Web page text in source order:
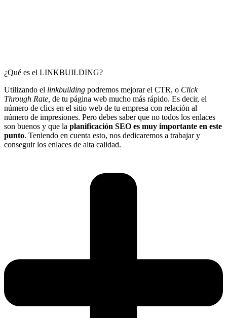
¿Qué es el LINKBUILDING?
Utilizando el linkbuilding podremos mejorar el CTR, o Click
Through Rate, de tu página web mucho más rápido. Es decir, el
número de clics en el sitio web de tu empresa con relación al
número de impresiones. Pero debes saber que no todos los enlaces
son buenos y que la planificación SEO es muy importante en este
punto. Teniendo en cuenta esto, nos dedicaremos a trabajar y
conseguir los enlaces de alta calidad.